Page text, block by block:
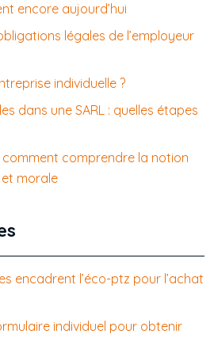
encore aujourd’hui
légales de l’employeur
individuelle ?
dans une SARL : quelles étapes
comment comprendre la notion
morale
encadrent l’éco-ptz pour l’achat
individuel pour obtenir